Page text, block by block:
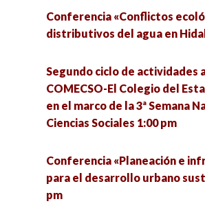
Ponencia «Ciudadanía precaria
Conferencia «La participación
implementación en Hidalgo» 1:10
Mesa «El panorama de la atención
mental: Flexibilidad psicológica e
Conferencia «Polarización
regional en Hidalgo» 2:00 pm
Conferencia «Conflictos
distributivos del agua en
Segundo ciclo de actividades
COMECSO-El Colegio del
en el marco de la 3ª Semana
Ciencias Sociales 1:00 pm
Conferencia «Planeación e
para el desarrollo urbano
pm